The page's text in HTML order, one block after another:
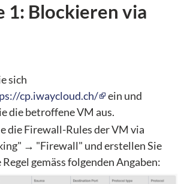
1: Blockieren via
sich
cp.iwaycloud.ch/
ein und
die betroffene VM aus.
die Firewall-Rules der VM via
→ "Firewall" und erstellen Sie
Regel gemäss folgenden Angaben: